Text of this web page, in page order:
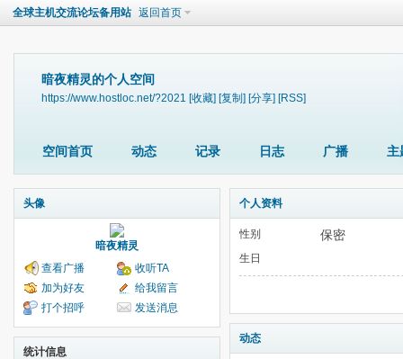
全球主机交流论坛备用站 返回首页
暗夜精灵的个人空间
https://www.hostloc.net/?2021 [收藏] [复制] [分享] [RSS]
空间首页 动态 记录 日志 广播 主
头像
暗夜精灵
查看广播
收听TA
加为好友
给我留言
打个招呼
发送消息
统计信息
个人资料
性别 保密
生日
动态